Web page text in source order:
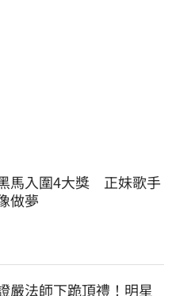
馬入圍4大獎　正妹歌手
做夢
嚴法師下跪頂禮！明星